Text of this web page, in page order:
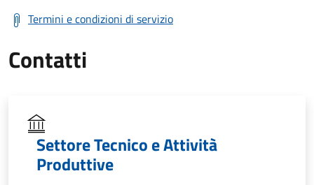
Termini e condizioni di servizio
Contatti
Settore Tecnico e Attività
Produttive